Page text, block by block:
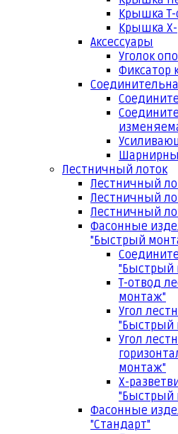
Крышка Т-
Крышка Х-
Аксессуары
Уголок
Фиксатор
Лестничный лоток
Лестничный
Лестничный
Лестничный
Фасонные
"Быстрый
"Быстрый
Т-отвод
монтаж"
Угол
"Быстрый
Угол
монтаж"
Х-
"Быстрый
Фасонные
"Стандарт"